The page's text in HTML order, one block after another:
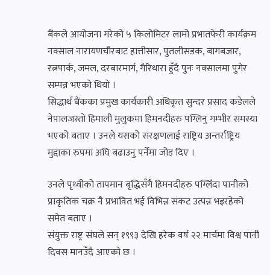
बैंकले आयोजना गरेको ५ किलोमिटर लामो प्रभातफेरी कार्यक्रम
नक्साल नारायणचौरबाट हात्तीसार, पुतलीसडक, बागबजार,
रत्नपार्क, जमल, दरबारमार्ग, गैरिधारा हुँदै पुनः नक्सालमा पुगेर
सम्पन्न भएको थियो ।
सिद्धार्थ बैंकका प्रमुख कार्यकारी अधिकृत सुन्दर प्रसाद कडेलले
नेपालजस्तो हिमाली मुलुकमा हिमनदीहरु पग्लिनु गम्भीर समस्या
भएको बताए । उनले यसको संरक्षणलाई राष्ट्रिय अन्तर्राष्ट्रिय
मुद्दाका रुपमा अघि बढाउनु पर्नेमा जोड दिए ।
उनले पृथ्वीको तापमान बृद्धिसँगै हिमनदीहरु पग्लिँदा पानीको
प्राकृतिक चक्र नै प्रभावित भई विभिन्न संकट उत्पन्न भइरहेको
समेत बताए ।
संयुक्त राष्ट्र संघले सन् १९९३ देखि हरेक वर्ष २२ मार्चमा विश्व पानी
दिवस मानउँदै आएको छ ।